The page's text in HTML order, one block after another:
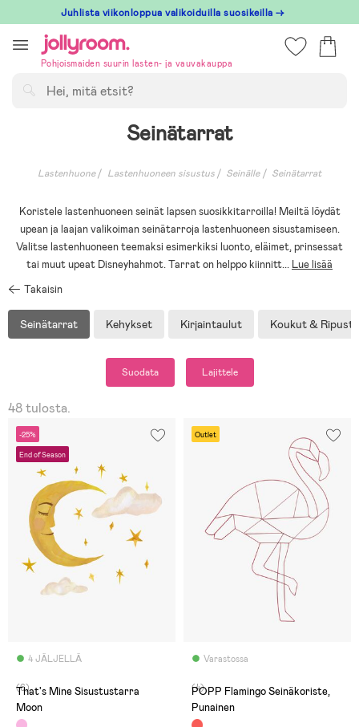
till
innehållet
Juhlista viikonloppua valikoiduilla suosikeilla →
Pohjoismaiden suurin lasten- ja vauvakauppa
Seinätarrat
Lastenhuone Lastenhuoneen sisustus Seinälle Seinätarrat
Koristele lastenhuoneen seinät lapsen suosikkitarroilla! Meiltä löydät
upean ja laajan valikoiman seinätarroja lastenhuoneen sisustamiseen.
Valitse lastenhuoneen teemaksi esimerkiksi luonto, eläimet, prinsessat
tai muut upeat Disneyhahmot. Tarrat on helppo kiinnitt... Lue lisää
Takaisin
Seinätarrat Kehykset Kirjaintaulut Koukut &
Suodata Lajittele
48 tulosta.
-25%
End of Season
4 JÄLJELLÄ
(6)
That's Mine Sisustustarra
Moon
Outlet
Varastossa
(4)
POPP Flamingo Seinäkoriste,
Punainen